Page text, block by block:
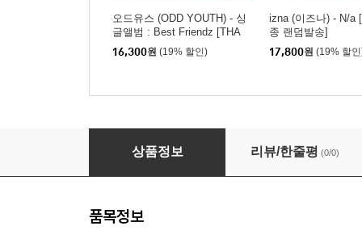
오드유스 (ODD YOUTH) - 싱
글앨범 : Best Friendz [THA
T’S ME Ver.]
16,300원 (19% 할인)
izna (이즈나) - N/a
종 랜덤발송]
17,800원 (19% 할
오드유스 (ODD YOUTH) - 싱글앨범 : Best
상품정보 리뷰/한줄평 (0/0)
품목정보